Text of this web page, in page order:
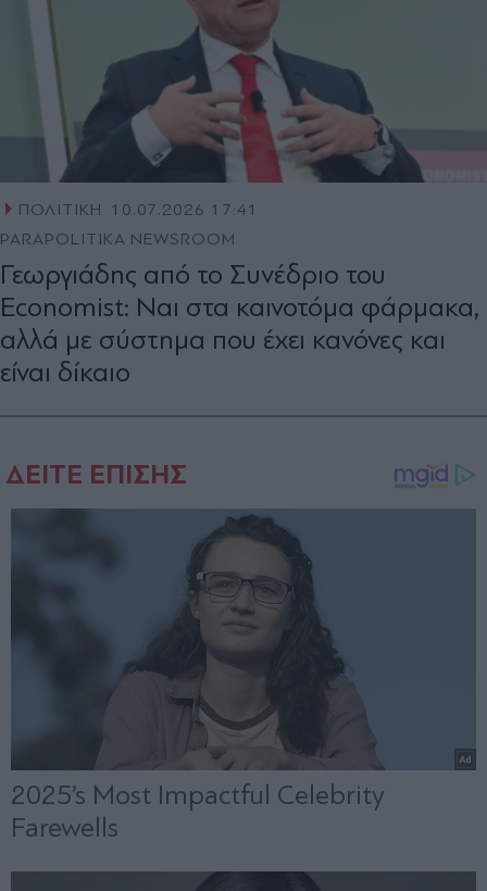
ΠΟΛΙΤΙΚΗ
10.07.2026 17:41
PARAPOLITIKA NEWSROOM
Γεωργιάδης από το Συνέδριο του
Economist: Ναι στα καινοτόμα φάρμακα,
αλλά με σύστημα που έχει κανόνες και
είναι δίκαιο